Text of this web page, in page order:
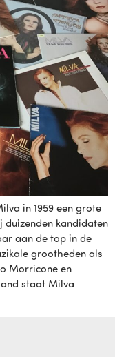
in 1959 een grote
kandidaten
aan de top in de
grootheden als
Morricone en
staat Milva